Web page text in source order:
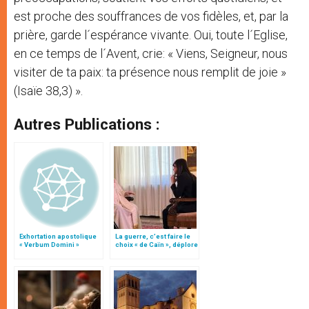
est proche des souffrances de vos fidèles, et, par la
prière, garde l´espérance vivante. Oui, toute l´Eglise,
en ce temps de l´Avent, crie: « Viens, Seigneur, nous
visiter de ta paix: ta présence nous remplit de joie »
(Isaïe 38,3) ».
Autres Publications :
Exhortation apostolique
« Verbum Domini »
La guerre, c’est faire le
choix « de Caïn », déplore